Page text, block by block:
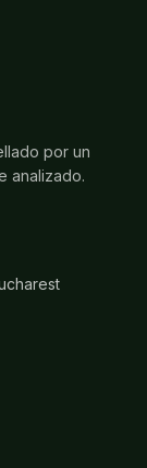
por un
analizado.